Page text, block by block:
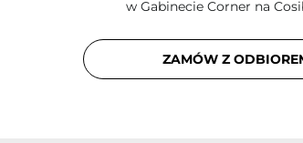
w Gabinecie Corner na
ZAMÓW Z